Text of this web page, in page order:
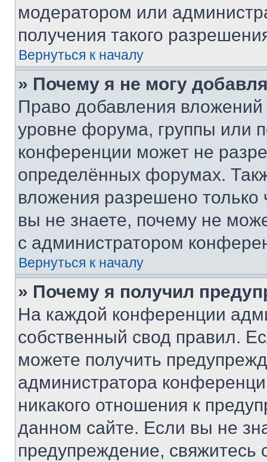
модератором или
получения такого
Вернуться к началу
» Почему я не могу
Право добавления
уровне форума, группы или
конференции может не
определённых форумах.
вложения разрешено
вы не знаете, почему не
с администратором
Вернуться к началу
» Почему я получил
На каждой конференции
собственный свод правил.
можете получить
администратора
никакого отношения к
данном сайте. Если вы не
предупреждение,